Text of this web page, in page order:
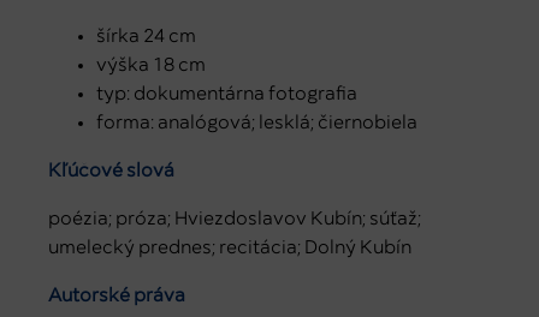
šírka 24 cm
výška 18 cm
typ: dokumentárna fotografia
forma: analógová; lesklá; čiernobiela
Kľúčové slová
poézia; próza; Hviezdoslavov Kubín; súťaž;
umelecký prednes; recitácia; Dolný Kubín
Autorské práva